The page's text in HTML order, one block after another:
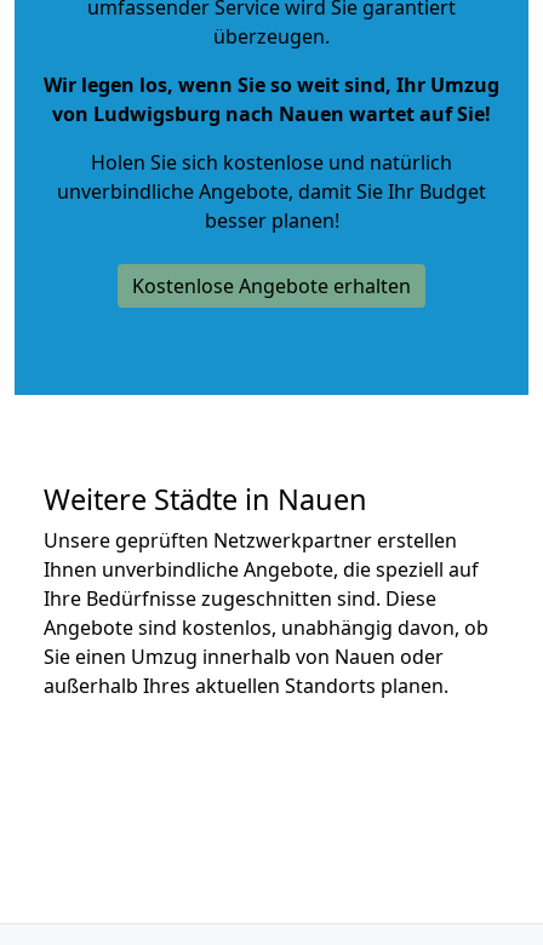
umfassender Service wird Sie garantiert
überzeugen.
Wir legen los, wenn Sie so weit sind, Ihr Umzug
von Ludwigsburg nach Nauen wartet auf Sie!
Holen Sie sich kostenlose und natürlich
unverbindliche Angebote, damit Sie Ihr Budget
besser planen!
Kostenlose Angebote erhalten
Weitere Städte in Nauen
Unsere geprüften Netzwerkpartner erstellen
Ihnen unverbindliche Angebote, die speziell auf
Ihre Bedürfnisse zugeschnitten sind. Diese
Angebote sind kostenlos, unabhängig davon, ob
Sie einen Umzug innerhalb von Nauen oder
außerhalb Ihres aktuellen Standorts planen.